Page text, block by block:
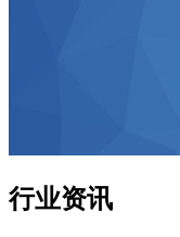
行业资讯